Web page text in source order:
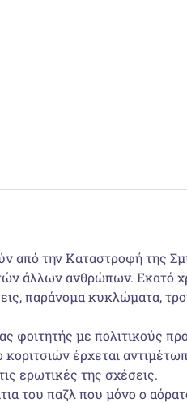
από την Καταστροφή της
άλλων ανθρώπων. Εκατό
παράνομα κυκλώματα,
φοιτητής με πολιτικούς
κοριτσιών έρχεται
ερωτικές της σχέσεις.
του παζλ που μόνο ο